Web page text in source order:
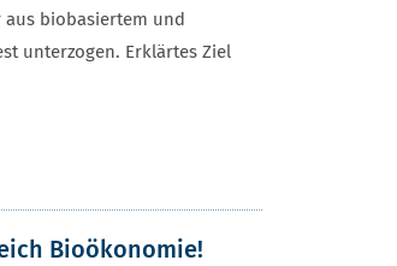
aus biobasiertem und
unterzogen. Erklärtes Ziel
Bioökonomie!